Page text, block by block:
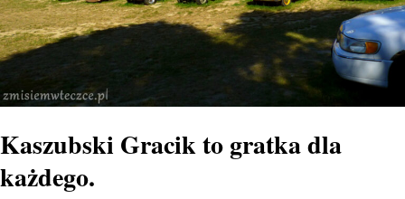
Kaszubski Gracik to gratka dla
każdego.